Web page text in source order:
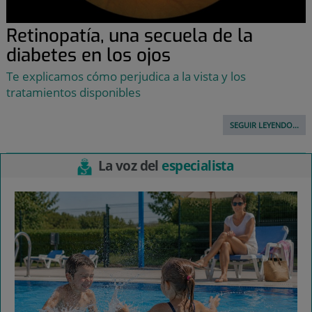
Retinopatía, una secuela de la
diabetes en los ojos
Te explicamos cómo perjudica a la vista y los
tratamientos disponibles
SEGUIR LEYENDO...
La voz del especialista